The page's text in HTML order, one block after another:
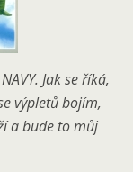
Jak se říká,
výpletů bojím,
a bude to můj